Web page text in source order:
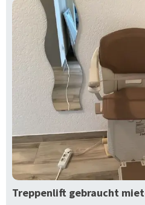
Treppenlift gebraucht